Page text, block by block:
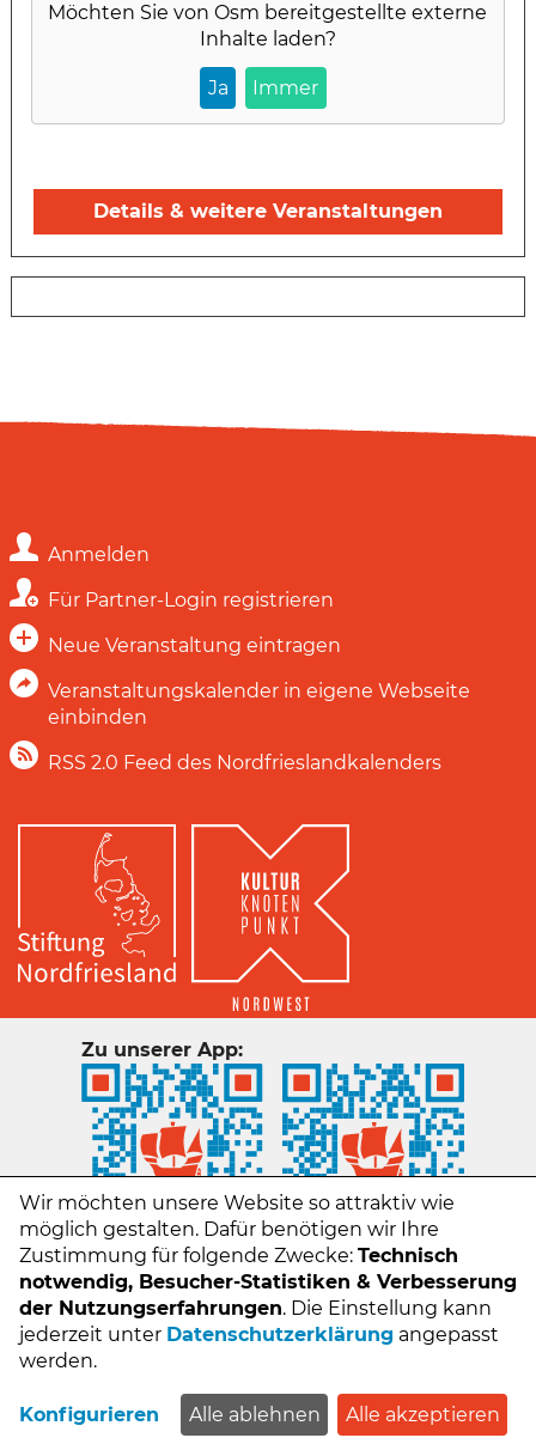
Möchten Sie vonOsm bereitgestellte externe
Inhalte laden?
Ja Immer
Details & weitere Veranstaltungen
Anmelden
Für Partner-Login registrieren
Neue Veranstaltung eintragen
Veranstaltungskalender in eigene Webseite
einbinden
RSS 2.0 Feed des Nordfrieslandkalenders
Kontakt
Datenschutz
FAQs - Häufige Fragen
Zu unserer App:
Wir möchten unsere Website so attraktiv wie
möglich gestalten. Dafür benötigen wir Ihre
Zustimmung für folgende Zwecke: Technisch
notwendig, Besucher-Statistiken & Verbesserung
der Nutzungserfahrungen. Die Einstellung kann
jederzeit unter Datenschutzerklärung angepasst
werden.
Konfigurieren Alle ablehnen Alle akzeptieren